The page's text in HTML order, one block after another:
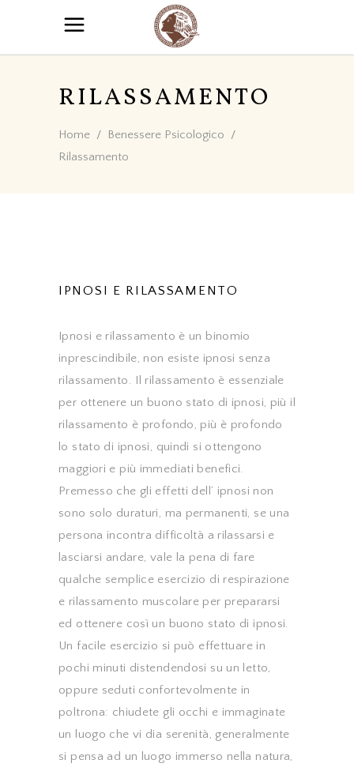
RILASSAMENTO
Home / Benessere Psicologico /
Rilassamento
IPNOSI E RILASSAMENTO
Ipnosi e rilassamento è un binomio
inprescindibile, non esiste ipnosi senza
rilassamento. Il rilassamento è essenziale
per ottenere un buono stato di ipnosi, più il
rilassamento è profondo, più è profondo
lo stato di ipnosi, quindi si ottengono
maggiori e più immediati benefici.
Premesso che gli effetti dell’ ipnosi non
sono solo duraturi, ma permanenti, se una
persona incontra difficoltà a rilassarsi e
lasciarsi andare, vale la pena di fare
qualche semplice esercizio di respirazione
e rilassamento muscolare per prepararsi
ed ottenere così un buono stato di ipnosi.
Un facile esercizio si può effettuare in
pochi minuti distendendosi su un letto,
oppure seduti confortevolmente in
poltrona: chiudete gli occhi e immaginate
un luogo che vi dia serenità, generalmente
si pensa ad un luogo immerso nella natura,